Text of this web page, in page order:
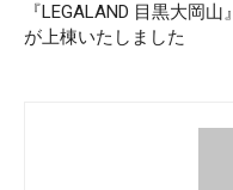
『LEGALAND 目黒大岡山』
が上棟いたしました